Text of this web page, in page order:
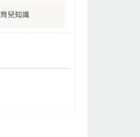
育兒知識